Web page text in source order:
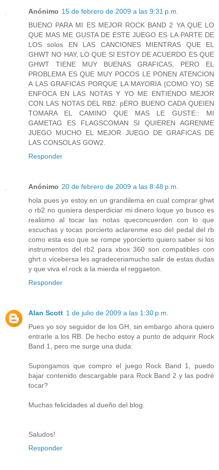
Anónimo 15 de febrero de 2009 a las 9:31 p.m.
BUENO PARA MI ES MEJOR ROCK BAND 2 YA QUE LO
QUE MAS ME GUSTA DE ESTE JUEGO ES LA PARTE DE
LOS solos EN LAS CANCIONES MIENTRAS QUE EL
GHWT NO HAY, LO QUE SI ESTOY DE ACUERDO ES QUE
GHWT TIENE MUY BUENAS GRAFICAS, PERO EL
PROBLEMA ES QUE MUY POCOS LE PONEN ATENCION
A LAS GRAFICAS PORQUE LA MAYORIA (COMO YO) SE
ENFOCA EN LAS NOTAS Y YO ME ENTIENDO MEJOR
CON LAS NOTAS DEL RB2. pERO BUENO CADA QUEIEN
TOMARA EL CAMINO QUE MAS LE GUSTE:: MI
GAMETAG ES FLAGSCOMAN SI QUIEREN AGRENME
JUEGO MUCHO EL MEJOR JUEGO DE GRAFICAS DE
LAS CONSOLAS GOW2.
Responder
Anónimo 20 de febrero de 2009 a las 8:48 p.m.
hola pues yo estoy en un grandilema en cual comprar ghwt
o rb2 no quisiera desperdiciar mi dinero loque yo busco es
realismo al tocar las notas queconcuerden con lo que
escuchas y tocas porcierto aclarenme eso del pedal del rb
como esta eso que se rompe yporcierto quiero saber si los
instrumentos del rb2 para xbox 360 son compatibles con
ghrt o vicebersa les agradeceriamucho salir de estas dudas
y que viva el rock a la mierda el reggaeton.
Responder
Alan Scott 1 de julio de 2009 a las 1:30 p.m.
Pues yo soy seguidor de los GH, sin embargo ahora quiero
entrarle a los RB. De hecho estoy a punto de adquirir Rock
Band 1, pero me surge una duda:
Supongamos que compro el juego Rock Band 1, puedo
bajar contenido descargable para Rock Band 2 y las podré
tocar?
Muchas felicidades al dueño del blog.
Saludos!
Responder